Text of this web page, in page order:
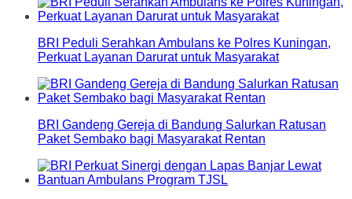
BRI Peduli Serahkan Ambulans ke Polres Kuningan,
Perkuat Layanan Darurat untuk Masyarakat
BRI Gandeng Gereja di Bandung Salurkan Ratusan
Paket Sembako bagi Masyarakat Rentan